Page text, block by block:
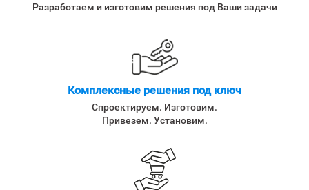
Разработаем и изготовим решения под Ваши задачи
Комплексные решения под ключ
Спроектируем. Изготовим.
Привезем. Установим.